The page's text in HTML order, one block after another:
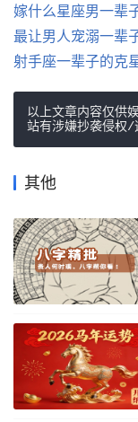
嫁什么星座男一辈
最让男人宠溺一辈
射手座一辈子的克
以上文章内容仅供
站有涉嫌抄袭侵权/
其他